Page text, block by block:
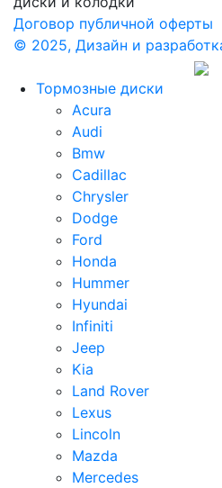
Договор публичной оферты
© 2025, Дизайн и
Тормозные диски
Acura
Audi
Bmw
Cadillac
Chrysler
Dodge
Ford
Honda
Hummer
Hyundai
Infiniti
Jeep
Kia
Land Rover
Lexus
Lincoln
Mazda
Mercedes